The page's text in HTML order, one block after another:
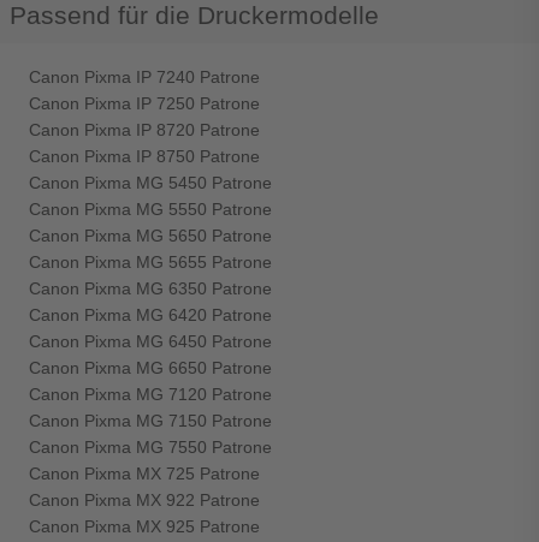
Passend für die Druckermodelle
Canon Pixma IP 7240 Patrone
Canon Pixma IP 7250 Patrone
Canon Pixma IP 8720 Patrone
Canon Pixma IP 8750 Patrone
Canon Pixma MG 5450 Patrone
Canon Pixma MG 5550 Patrone
Canon Pixma MG 5650 Patrone
Canon Pixma MG 5655 Patrone
Canon Pixma MG 6350 Patrone
Canon Pixma MG 6420 Patrone
Canon Pixma MG 6450 Patrone
Canon Pixma MG 6650 Patrone
Canon Pixma MG 7120 Patrone
Canon Pixma MG 7150 Patrone
Canon Pixma MG 7550 Patrone
Canon Pixma MX 725 Patrone
Canon Pixma MX 922 Patrone
Canon Pixma MX 925 Patrone